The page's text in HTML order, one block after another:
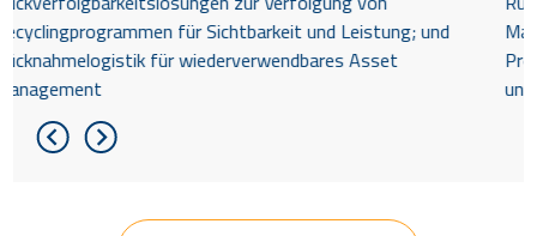
Recyclingprogrammen für Sichtbarkeit und Leistung; und
Rücknahmelogistik für wiederverwendbares Asset
Management